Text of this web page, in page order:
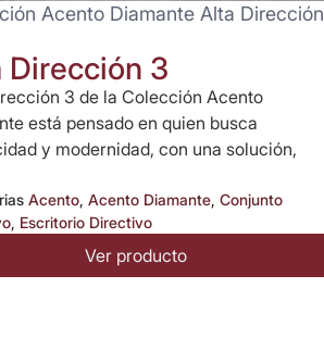
Acento Diamante Alta Dirección
Dirección 3
3 de la Colección Acento
está pensado en quien busca
y modernidad, con una solución,
Acento, Acento Diamante, Conjunto
, Escritorio Directivo
Ver producto